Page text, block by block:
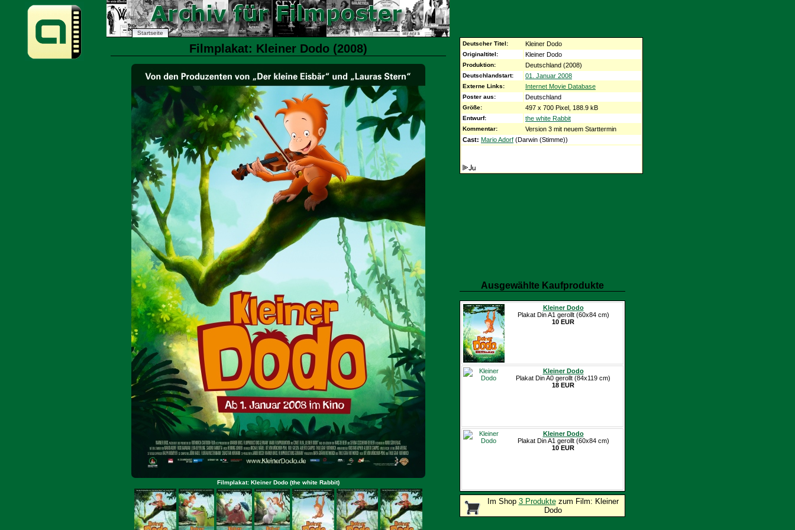
Startseite
Filmplakat: Kleiner Dodo (2008)
Filmplakat: Kleiner Dodo (the white Rabbit)
Deutscher Titel: Kleiner Dodo
Originaltitel: Kleiner Dodo
Produktion: Deutschland (2008)
Deutschlandstart: 01. Januar 2008
Externe Links: Internet Movie Database
Poster aus: Deutschland
Größe: 497 x 700 Pixel, 188.9 kB
Entwurf: the white Rabbit
Kommentar:
Version 3 mit neuem Starttermin
Cast: Mario Adorf (Darwin (Stimme))
Ausgewählte Kaufprodukte
Kleiner Dodo
Plakat Din A1 gerollt (60x84 cm)
10 EUR
Kleiner Dodo
Plakat Din A0 gerollt (84x119 cm)
18 EUR
Kleiner Dodo
Plakat Din A1 gerollt (60x84 cm)
10 EUR
Im Shop 3 Produktezum Film: Kleiner
Dodo